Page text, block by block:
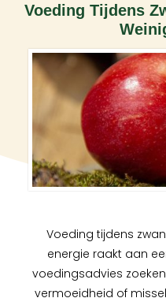
Voeding Tijdens
Voeding tijdens
energie raakt aan
voedingsadvies
vermoeidheid of